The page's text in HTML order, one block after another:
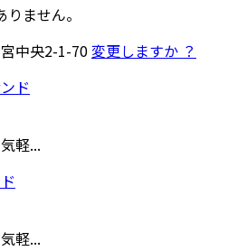
ません。
中央2-1-70変更しますか ？
ド
軽...
軽...